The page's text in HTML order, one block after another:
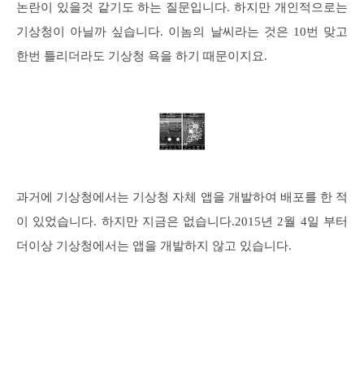
논란이 있을것 같기도 하는 질문입니다. 하지만 개인적으로는
기상청이 아닐까 싶습니다. 이놈의 날씨라는 것은 10번 맞고
한번 틀리더라도 기상청 욕을 하기 때문이지요.
과거에 기상청에서는 기상청 자체 앱을 개발하여 배포를 한 적
이 있었습니다. 하지만 지금은 없습니다.2015년 2월 4일 부터
더이상 기상청에서는 앱을 개발하지 않고 있습니다.